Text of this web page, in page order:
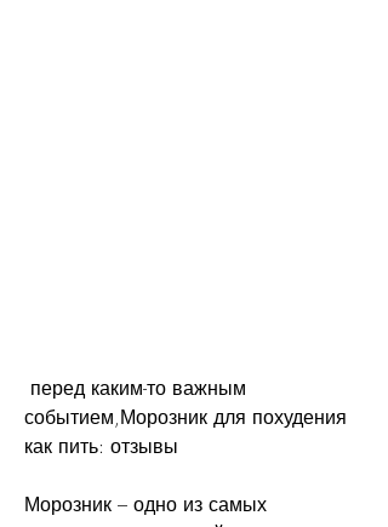
событием,Морозник для похудения
как пить: отзывы
Морозник – одно из самых